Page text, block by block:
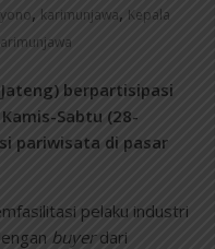
, karimunjawa, Kepala
Jateng) berpartisipasi
Sabtu (28-
pariwisata di pasar
pelaku industri
buyerdari